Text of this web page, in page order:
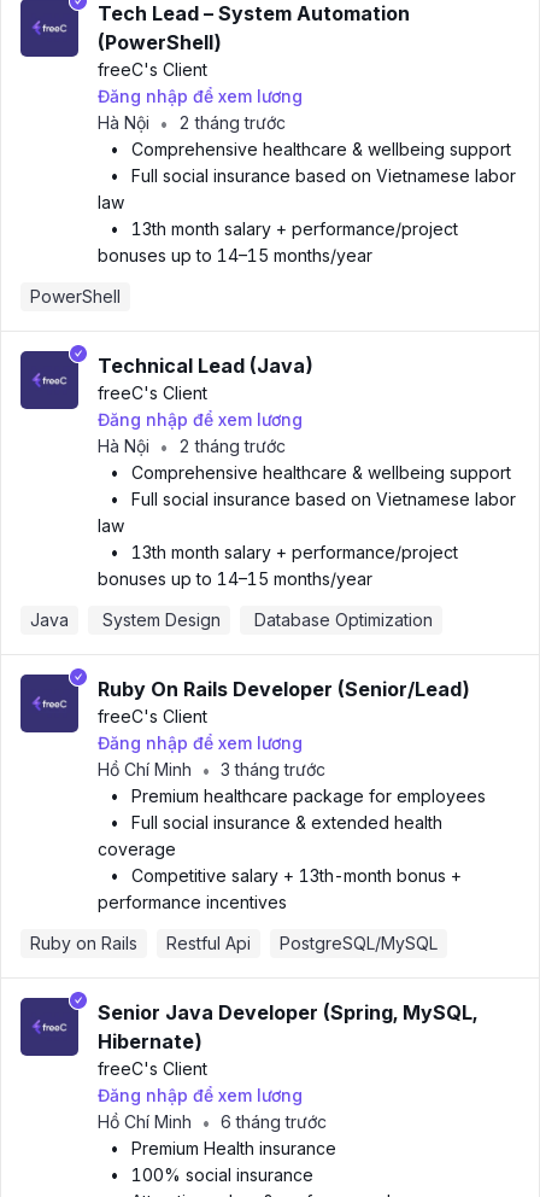
Tech Lead – System Automation
(PowerShell)
freeC's Client
Đăng nhập để xem lương
Hà Nội
•
2 tháng trước
•
Comprehensive healthcare & wellbeing support
•
Full social insurance based on Vietnamese labor
law
•
13th month salary + performance/project
bonuses up to 14–15 months/year
PowerShell
Technical Lead (Java)
freeC's Client
Đăng nhập để xem lương
Hà Nội
•
2 tháng trước
•
Comprehensive healthcare & wellbeing support
•
Full social insurance based on Vietnamese labor
law
•
13th month salary + performance/project
bonuses up to 14–15 months/year
Java
System Design Database Optimization
Ruby On Rails Developer (Senior/Lead)
freeC's Client
Đăng nhập để xem lương
Hồ Chí Minh
• 3 tháng trước
•
Premium healthcare package for employees
•
Full social insurance & extended health
coverage
•
Competitive salary + 13th-month bonus +
performance incentives
Ruby on Rails
Restful Api PostgreSQL/MySQL
Senior Java Developer (Spring, MySQL,
Hibernate)
freeC's Client
Đăng nhập để xem lương
Hồ Chí Minh
• 6 tháng trước
•
Premium Health insurance
•
100% social insurance